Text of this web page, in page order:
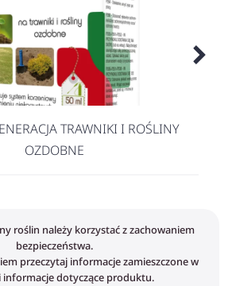
TRAWNIKI I ROŚLINY
OZDOBNE
roślin należy korzystać z zachowaniem
bezpieczeństwa.
przeczytaj informacje zamieszczone w
informacje dotyczące produktu.